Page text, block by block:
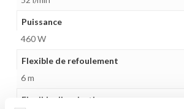
Puissance
460 W
Flexible de refoulement
6 m
Flexible d'aspiration